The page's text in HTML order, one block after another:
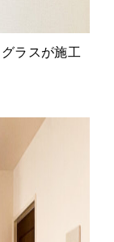
ラスが施工